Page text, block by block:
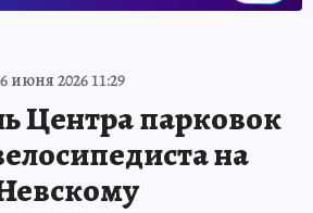
июня 2026 11:29
Центра парковок
на